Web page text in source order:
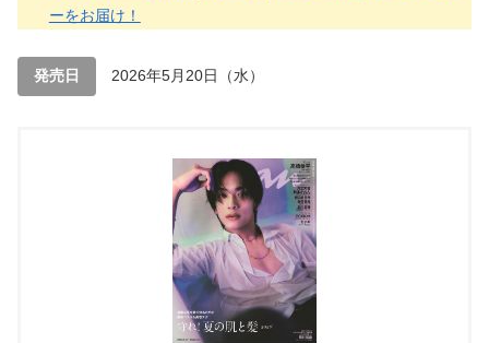
ーをお届け！
発売日 2026年5月20日（水）